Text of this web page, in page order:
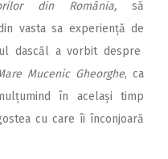
din România,să
vasta sa experiență de
dascăl a vorbit despre
Mucenic Gheorghe, ca
în același timp
cu care îi înconjoară